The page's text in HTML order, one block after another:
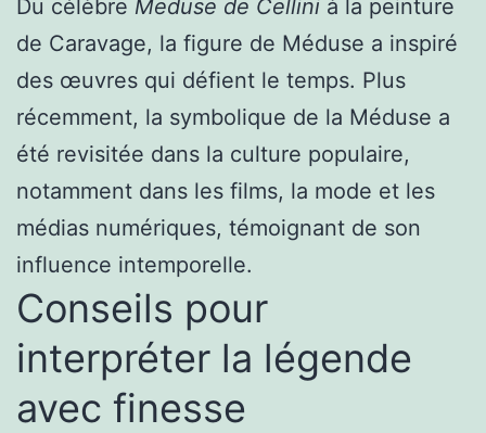
Du célèbre Meduse de Cellini à la peinture
de Caravage, la figure de Méduse a inspiré
des œuvres qui défient le temps. Plus
récemment, la symbolique de la Méduse a
été revisitée dans la culture populaire,
notamment dans les films, la mode et les
médias numériques, témoignant de son
influence intemporelle.
Conseils pour
interpréter la légende
avec finesse